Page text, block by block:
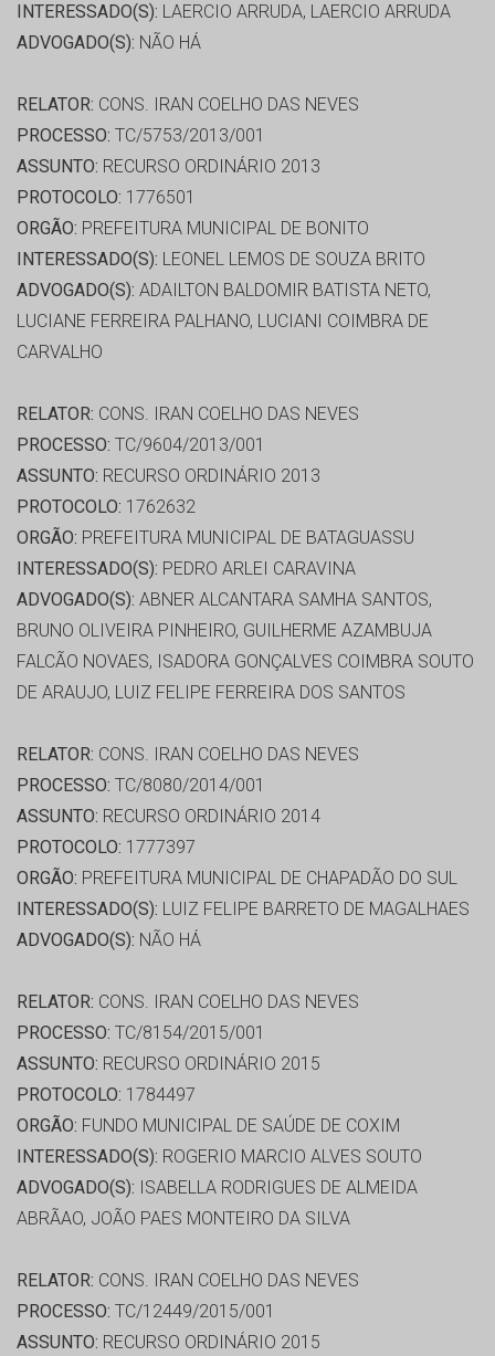
INTERESSADO(S): LAERCIO ARRUDA, LAERCIO ARRUDA
ADVOGADO(S): NÃO HÁ
RELATOR: CONS. IRAN COELHO DAS NEVES
PROCESSO: TC/5753/2013/001
ASSUNTO: RECURSO ORDINÁRIO 2013
PROTOCOLO: 1776501
ORGÃO: PREFEITURA MUNICIPAL DE BONITO
INTERESSADO(S): LEONEL LEMOS DE SOUZA BRITO
ADVOGADO(S): ADAILTON BALDOMIR BATISTA NETO,
LUCIANE FERREIRA PALHANO, LUCIANI COIMBRA DE
CARVALHO
RELATOR: CONS. IRAN COELHO DAS NEVES
PROCESSO: TC/9604/2013/001
ASSUNTO: RECURSO ORDINÁRIO 2013
PROTOCOLO: 1762632
ORGÃO: PREFEITURA MUNICIPAL DE BATAGUASSU
INTERESSADO(S): PEDRO ARLEI CARAVINA
ADVOGADO(S): ABNER ALCANTARA SAMHA SANTOS,
BRUNO OLIVEIRA PINHEIRO, GUILHERME AZAMBUJA
FALCÃO NOVAES, ISADORA GONÇALVES COIMBRA SOUTO
DE ARAUJO, LUIZ FELIPE FERREIRA DOS SANTOS
RELATOR: CONS. IRAN COELHO DAS NEVES
PROCESSO: TC/8080/2014/001
ASSUNTO: RECURSO ORDINÁRIO 2014
PROTOCOLO: 1777397
ORGÃO: PREFEITURA MUNICIPAL DE CHAPADÃO DO SUL
INTERESSADO(S): LUIZ FELIPE BARRETO DE MAGALHAES
ADVOGADO(S): NÃO HÁ
RELATOR: CONS. IRAN COELHO DAS NEVES
PROCESSO: TC/8154/2015/001
ASSUNTO: RECURSO ORDINÁRIO 2015
PROTOCOLO: 1784497
ORGÃO: FUNDO MUNICIPAL DE SAÚDE DE COXIM
INTERESSADO(S): ROGERIO MARCIO ALVES SOUTO
ADVOGADO(S): ISABELLA RODRIGUES DE ALMEIDA
ABRÃAO, JOÃO PAES MONTEIRO DA SILVA
RELATOR: CONS. IRAN COELHO DAS NEVES
PROCESSO: TC/12449/2015/001
ASSUNTO: RECURSO ORDINÁRIO 2015